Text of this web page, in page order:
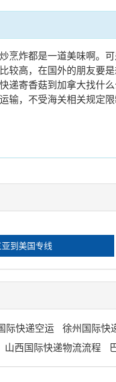
炸都是一道美味啊。
高，在国外的朋友要
寄香菇到加拿大找什
，不受海关相关规定
亚到美国专线
际快递空运 徐州国际快
山西国际快递物流流程